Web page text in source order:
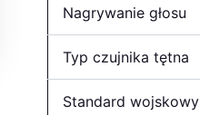
Nagrywanie głosu
Typ czujnika tętna
Standard wojskowy